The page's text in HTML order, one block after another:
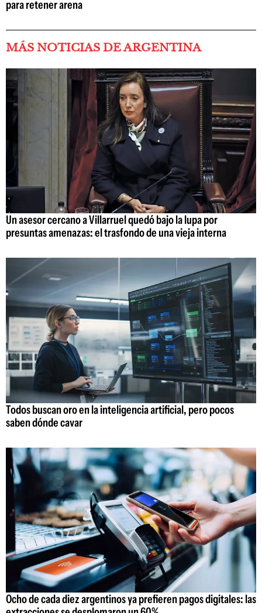
para retener arena
MÁS NOTICIAS DE ARGENTINA
Un asesor cercano a Villarruel quedó bajo la lupa por
presuntas amenazas: el trasfondo de una vieja interna
Todos buscan oro en la inteligencia artificial, pero pocos
saben dónde cavar
Ocho de cada diez argentinos ya prefieren pagos digitales: las